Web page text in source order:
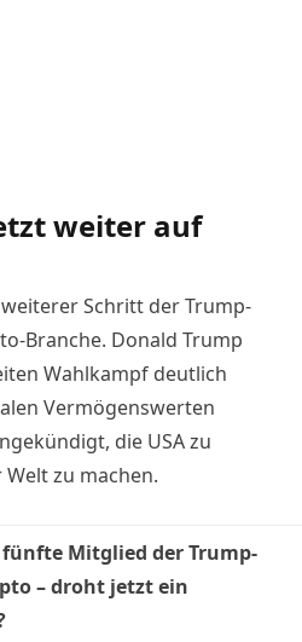
weiter auf
weiterer Schritt der Trump-
Branche. Donald Trump
Wahlkampf deutlich
Vermögenswerten
die USA zu
zu machen.
fünfte Mitglied der Trump-
– droht jetzt ein